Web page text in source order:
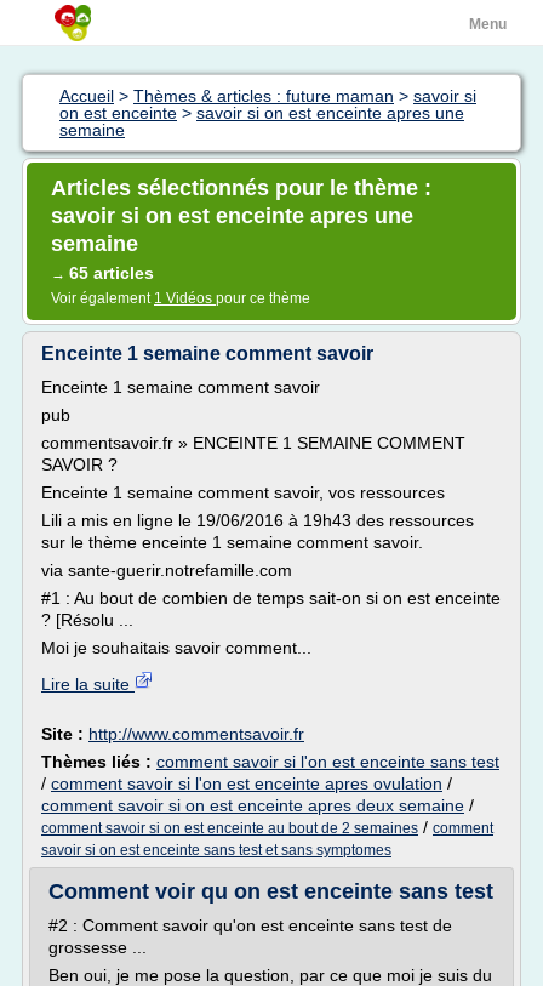
Menu
Accueil > Thèmes & articles : future maman > savoir si
on est enceinte > savoir si on est enceinte apres une
semaine
Articles sélectionnés pour le thème :
savoir si on est enceinte apres une
semaine
→ 65 articles
Voir également 1 Vidéos pour ce thème
Enceinte 1 semaine comment savoir
Enceinte 1 semaine comment savoir
pub
commentsavoir.fr » ENCEINTE 1 SEMAINE COMMENT
SAVOIR ?
Enceinte 1 semaine comment savoir, vos ressources
Lili a mis en ligne le 19/06/2016 à 19h43 des ressources
sur le thème enceinte 1 semaine comment savoir.
via sante-guerir.notrefamille.com
#1 : Au bout de combien de temps sait-on si on est enceinte
? [Résolu ...
Moi je souhaitais savoir comment...
Lire la suite
Site : http://www.commentsavoir.fr
Thèmes liés : comment savoir si l'on est enceinte sans test
/ comment savoir si l'on est enceinte apres ovulation /
comment savoir si on est enceinte apres deux semaine /
comment savoir si on est enceinte au bout de 2 semaines / comment
savoir si on est enceinte sans test et sans symptomes
Comment voir qu on est enceinte sans test
#2 : Comment savoir qu'on est enceinte sans test de
grossesse ...
Ben oui, je me pose la question, par ce que moi je suis du